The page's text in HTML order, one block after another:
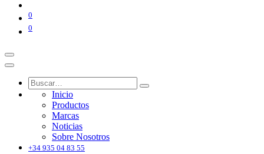
0
0
Inicio
Productos
Marcas
Noticias
Sobre Nosotros
+34 935 04 83 55